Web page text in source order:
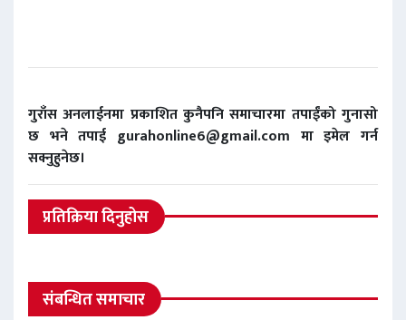
गुराँस अनलाईनमा प्रकाशित कुनैपनि समाचारमा तपाईंको गुनासो
छ भने तपाई gurahonline6@gmail.com मा इमेल गर्न
सक्नुहुनेछ।
प्रतिक्रिया दिनुहोस
संबन्धित समाचार